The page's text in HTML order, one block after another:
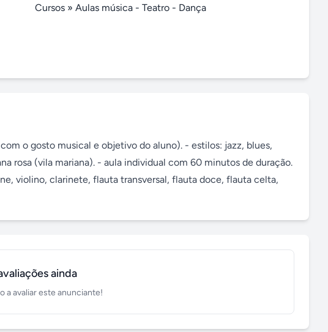
Cursos » Aulas música - Teatro - Dança
o gosto musical e objetivo do aluno). - estilos: jazz, blues,
rosa (vila mariana). - aula individual com 60 minutos de duração.
violino, clarinete, flauta transversal, flauta doce, flauta celta,
ainda
a avaliar este anunciante!